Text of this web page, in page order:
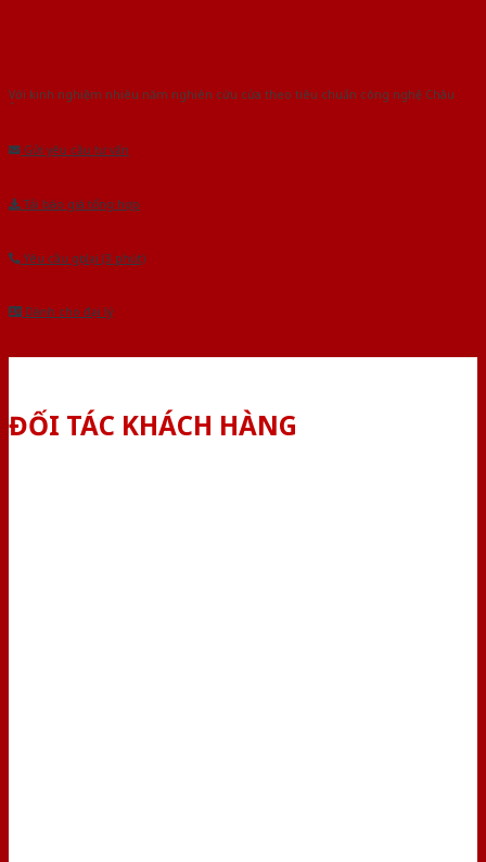
Với kinh nghiệm nhiêu năm nghiên cứu cửa theo tiêu chuẩn công nghệ Châu
Gửi yêu cầu tư vấn
Tải báo giá tổng hợp
Yêu cầu gọi lại (3 phút)
Dành cho đại lý
ĐỐI TÁC KHÁCH HÀNG